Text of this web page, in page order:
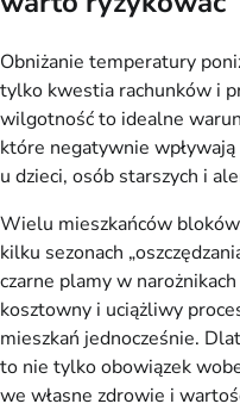
Obniżanie temperatury
tylko kwestia rachunków i
wilgotność to idealne
które negatywnie
u dzieci, osób starszych i
Wielu mieszkańców
kilku sezonach
czarne plamy w
kosztowny i uciążliwy
mieszkań jednocześnie.
to nie tylko obowiązek
we własne zdrowie i